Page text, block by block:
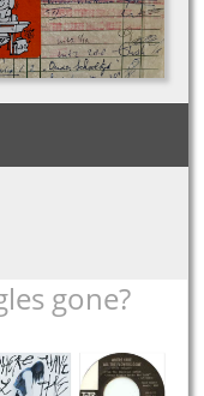
gone?